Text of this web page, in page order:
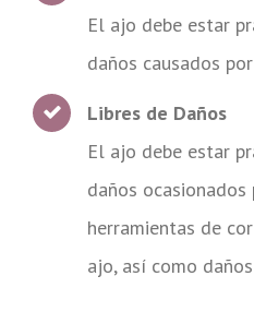
El ajo debe estar
daños causados
Libres de Daños
El ajo debe estar
daños
herramientas de
ajo, así como